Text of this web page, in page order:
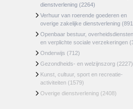
dienstverlening (2264)
Verhuur van roerende goederen en
overige zakelijke dienstverlening
Openbaar bestuur, overheidsdiensten
en verplichte sociale verzekeringen
Onderwijs (712)
Gezondheids- en welzijnszorg (2227)
Kunst, cultuur, sport en recreatie-
activiteiten (1579)
Overige dienstverlening (2408)